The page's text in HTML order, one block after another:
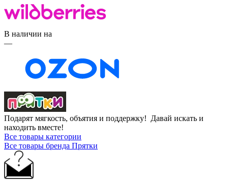
В наличии на
—
Подарят мягкость, объятия и поддержку! Давай искать и
находить вместе!
Все товары категории
Все товары бренда Прятки